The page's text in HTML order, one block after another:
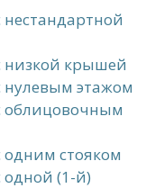
низкой крышей
нулевым этажом
облицовочным
стояком
(1-й)